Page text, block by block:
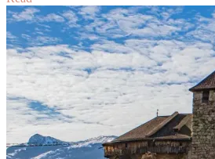
佐
島
教
堂
略】
約